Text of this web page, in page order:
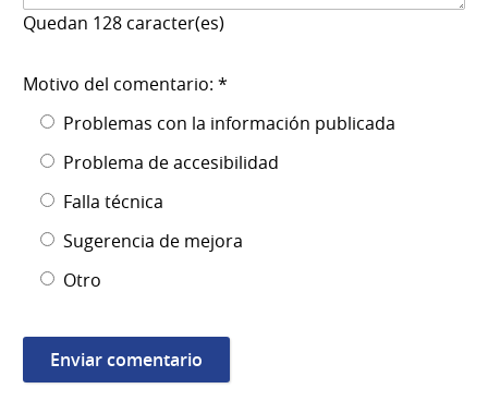
Quedan 128 caracter(es)
Motivo del comentario: *
Problemas con la información publicada
Problema de accesibilidad
Falla técnica
Sugerencia de mejora
Otro